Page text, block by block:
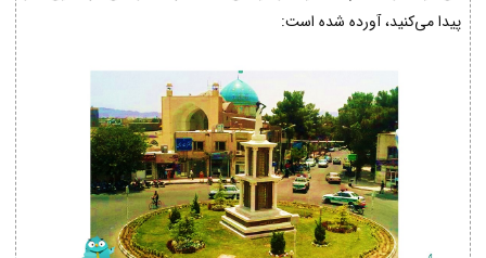
پیدا می‌کنید، آورده شده است: